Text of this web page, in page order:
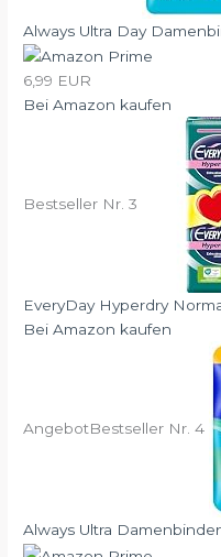
Always Ultra Day
6,99 EUR
Bei Amazon kaufen
Bestseller Nr. 3
EveryDay Hyperdry
Bei Amazon kaufen
AngebotBestseller Nr. 4
Always Ultra